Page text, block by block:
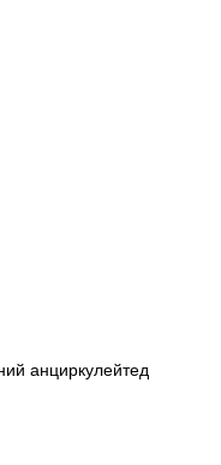
анциркулейтед